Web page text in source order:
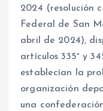
2024 (resolución
Federal de San
abril de 2024),
artículos 335° y
establecían la
organización
una